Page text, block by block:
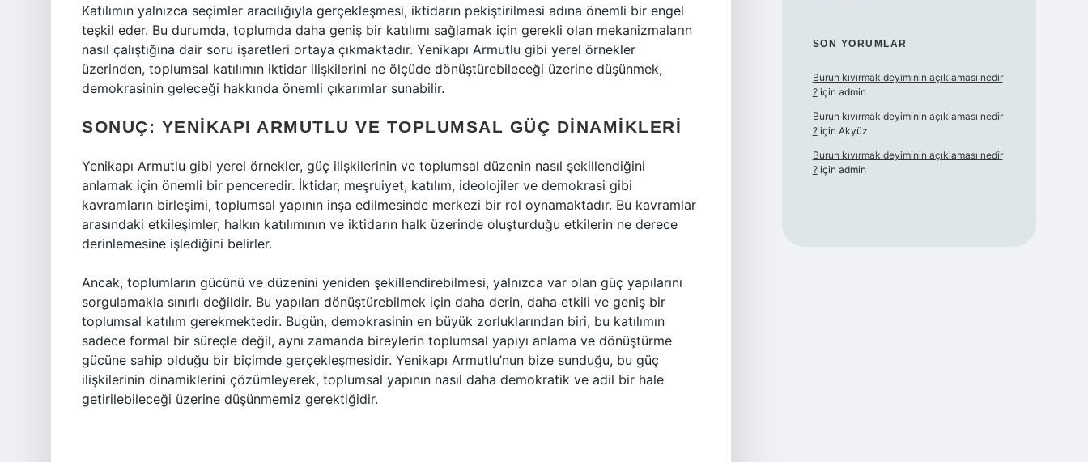
Katılımın yalnızca seçimler aracılığıyla gerçekleşmesi, iktidarın pekiştirilmesi adına önemli bir engel
teşkil eder. Bu durumda, toplumda daha geniş bir katılımı sağlamak için gerekli olan mekanizmaların
nasıl çalıştığına dair soru işaretleri ortaya çıkmaktadır. Yenikapı Armutlu gibi yerel örnekler
üzerinden, toplumsal katılımın iktidar ilişkilerini ne ölçüde dönüştürebileceği üzerine düşünmek,
demokrasinin geleceği hakkında önemli çıkarımlar sunabilir.
SONUÇ: YENIKAPI ARMUTLU VE TOPLUMSAL GÜÇ DINAMIKLERI
Yenikapı Armutlu gibi yerel örnekler, güç ilişkilerinin ve toplumsal düzenin nasıl şekillendiğini
anlamak için önemli bir penceredir. İktidar, meşruiyet, katılım, ideolojiler ve demokrasi gibi
kavramların birleşimi, toplumsal yapının inşa edilmesinde merkezi bir rol oynamaktadır. Bu kavramlar
arasındaki etkileşimler, halkın katılımının ve iktidarın halk üzerinde oluşturduğu etkilerin ne derece
derinlemesine işlediğini belirler.
Ancak, toplumların gücünü ve düzenini yeniden şekillendirebilmesi, yalnızca var olan güç yapılarını
sorgulamakla sınırlı değildir. Bu yapıları dönüştürebilmek için daha derin, daha etkili ve geniş bir
toplumsal katılım gerekmektedir. Bugün, demokrasinin en büyük zorluklarından biri, bu katılımın
sadece formal bir süreçle değil, aynı zamanda bireylerin toplumsal yapıyı anlama ve dönüştürme
gücüne sahip olduğu bir biçimde gerçekleşmesidir. Yenikapı Armutlu’nun bize sunduğu, bu güç
ilişkilerinin dinamiklerini çözümleyerek, toplumsal yapının nasıl daha demokratik ve adil bir hale
getirilebileceği üzerine düşünmemiz gerektiğidir.
SON YORUMLAR
Burun kıvırmak deyiminin açıklaması nedir
?için admin
Burun kıvırmak deyiminin açıklaması nedir
?için Akyüz
Burun kıvırmak deyiminin açıklaması nedir
?için admin